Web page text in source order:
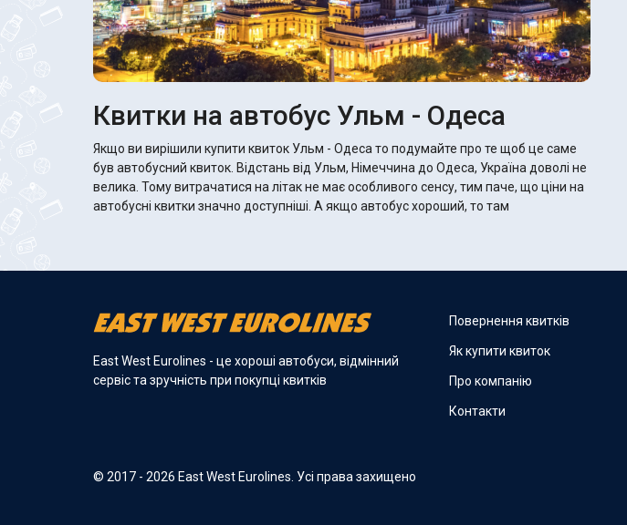
Квитки на автобус Ульм - Одеса
Якщо ви вирішили купити квиток Ульм - Одеса то подумайте про те щоб це саме
був автобусний квиток. Відстань від Ульм, Німеччина до Одеса, Україна доволі не
велика. Тому витрачатися на літак не має особливого сенсу, тим паче, що ціни на
автобусні квитки значно доступніші. А якщо автобус хороший, то там
East West Eurolines - це хороші автобуси, відмінний
сервіс та зручність при покупці квитків
© 2017 - 2026 East West Eurolines. Усі права захищено
Повернення квитків
Як купити квиток
Про компанію
Контакти